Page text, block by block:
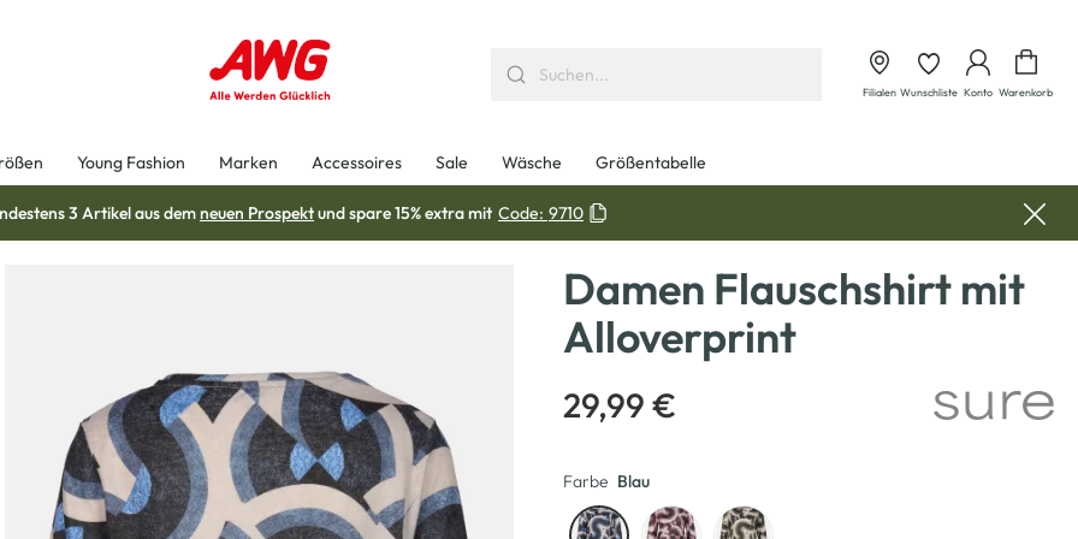
Filialen Wunschliste Konto Warenkorb
Young Fashion Marken Accessoires Sale Wäsche Größentabelle
3 Artikel aus demneuen Prospektund spare 15% extra mit Code: 9710
Damen Flauschshirt mit
Alloverprint
29,99 €
Farbe Blau